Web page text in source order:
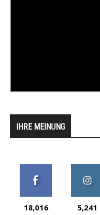
IHRE MEINUNG
18,016 5,241